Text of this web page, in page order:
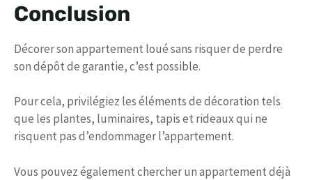
Conclusion
Décorer son appartement loué sans risquer de perdre
son dépôt de garantie, c’est possible.
Pour cela, privilégiez les éléments de décoration tels
que les plantes, luminaires, tapis et rideaux qui ne
risquent pas d’endommager l’appartement.
Vous pouvez également chercher un appartement déjà